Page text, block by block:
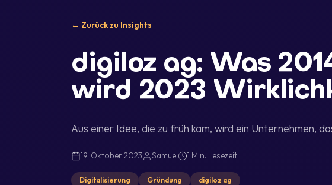
← Zurück zu Insights
digiloz ag: Was
wird 2023
Aus einer Idee, die zu früh kam, wird ein Unternehmen,
19. Oktober 2023 Samuel 1 Min. Lesezeit
Digitalisierung Gründung digiloz ag